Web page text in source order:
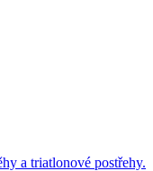
a triatlonové postřehy.